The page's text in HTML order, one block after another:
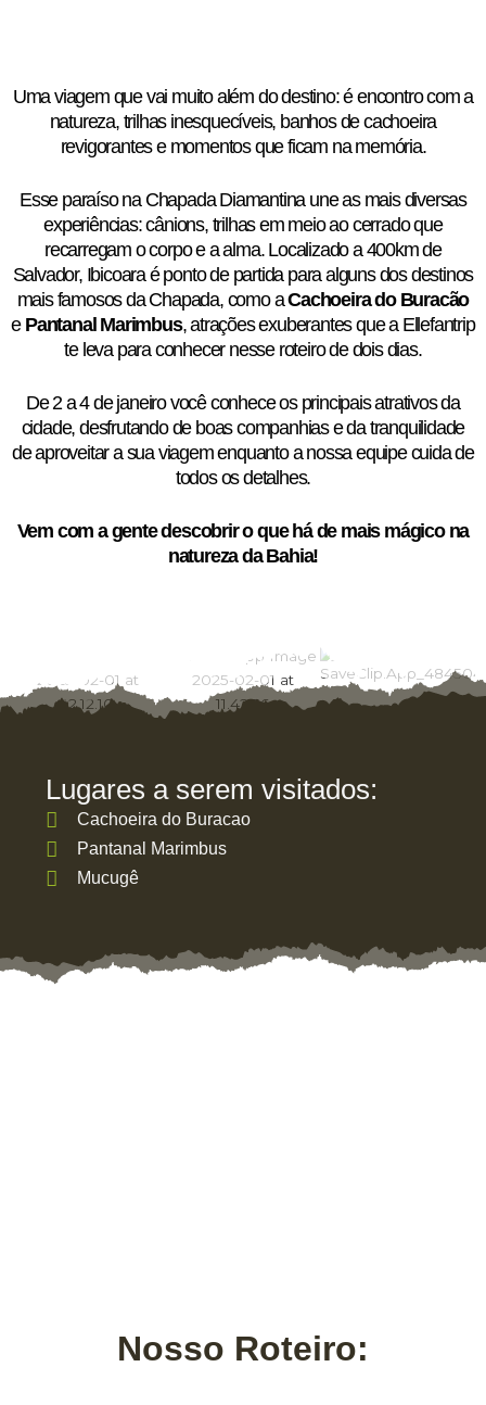
Uma viagem que vai muito além do destino: é encontro com a
natureza, trilhas inesquecíveis, banhos de cachoeira
revigorantes e momentos que ficam na memória.
Esse paraíso na Chapada Diamantina une as mais diversas
experiências: cânions, trilhas em meio ao cerrado que
recarregam o corpo e a alma. Localizado a 400km de
Salvador, Ibicoara é ponto de partida para alguns dos destinos
mais famosos da Chapada, como aCachoeira do Buracão
e Pantanal Marimbus, atrações exuberantes que a Ellefantrip
te leva para conhecer nesse roteiro de dois dias.
De 2 a 4 de janeiro você conhece os principais atrativos da
cidade, desfrutando de boas companhias e da tranquilidade
de aproveitar a sua viagem enquanto a nossa equipe cuida de
todos os detalhes.
Vem com a gente descobrir o que há de mais mágico na
natureza da Bahia!
Lugares a serem visitados:
Cachoeira do Buracao
Pantanal Marimbus
Mucugê
Nosso Roteiro: